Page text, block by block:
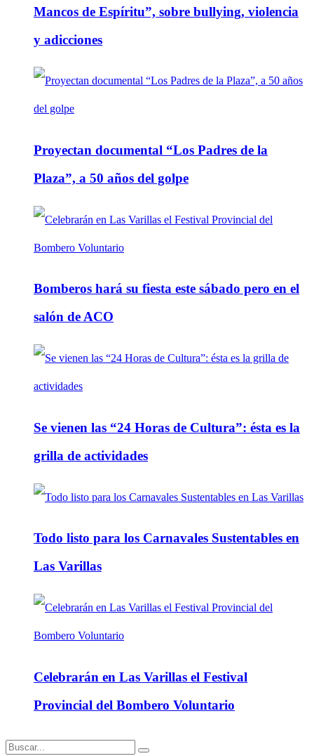
Mancos de Espíritu”, sobre bullying, violencia
y adicciones
Proyectan documental “Los Padres de la
Plaza”, a 50 años del golpe
Bomberos hará su fiesta este sábado pero en el
salón de ACO
Se vienen las “24 Horas de Cultura”: ésta es la
grilla de actividades
Todo listo para los Carnavales Sustentables en
Las Varillas
Celebrarán en Las Varillas el Festival
Provincial del Bombero Voluntario